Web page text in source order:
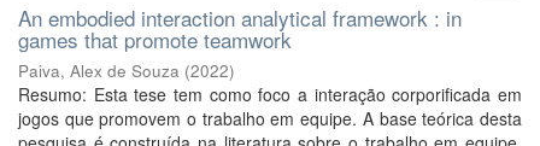
An embodied interaction analytical framework : in
games that promote teamwork
Paiva, Alex de Souza (2022)
Resumo: Esta tese tem como foco a interação corporificada em
jogos que promovem o trabalho em equipe. A base teórica desta